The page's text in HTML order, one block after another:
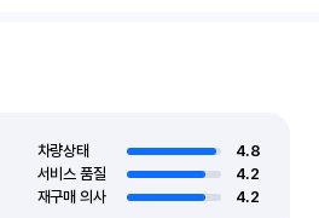
차량상태
4.8
서비스 품질
4.2
재구매 의사
4.2